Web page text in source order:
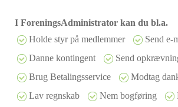
I ForeningsAdministrator kan du bl.a.
Holde styr på medlemmer
Send e-
Danne kontingent
Send
Brug Betalingsservice
Modtag
Lav regnskab
Nem bogføring